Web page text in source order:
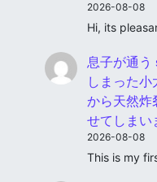
2026-08-08
Hi, its
息子が通う
しまった
から天然炸
せてしまい
2026-08-08
This is my